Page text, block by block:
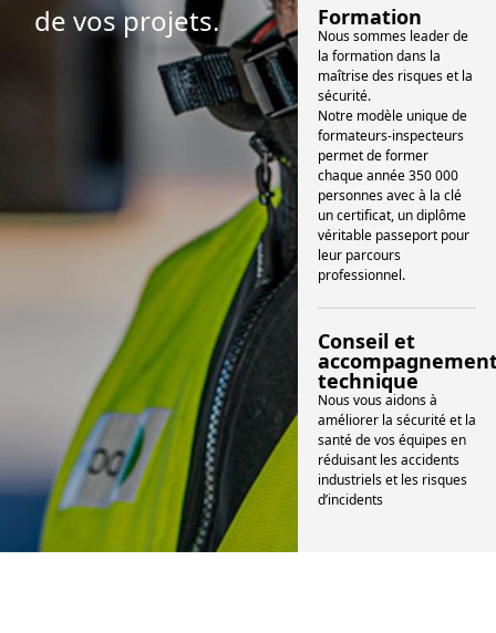
de vos projets.
Formation
Nous sommes leader de
la formation dans la
maîtrise des risques et la
sécurité.
Notre modèle unique de
formateurs-inspecteurs
permet de former
chaque année 350 000
personnes avec à la clé
un certificat, un diplôme
véritable passeport pour
leur parcours
professionnel.
Conseil et
technique
Nous vous aidons à
améliorer la sécurité et la
santé de vos équipes en
réduisant les accidents
industriels et les risques
d’incidents